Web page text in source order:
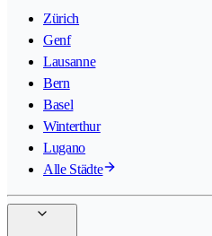
Zürich
Genf
Lausanne
Bern
Basel
Winterthur
Lugano
Alle Städte